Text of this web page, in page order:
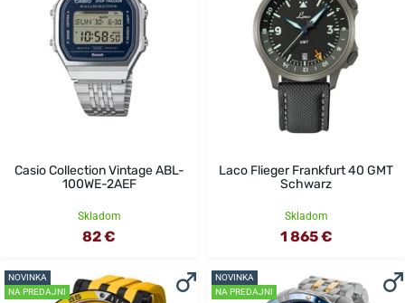
Casio Collection Vintage ABL-
100WE-2AEF
Skladom
82 €
Laco Flieger Frankfurt 40 GMT
Schwarz
Skladom
1 865 €
NOVINKA
NA PREDAJNI
NOVINKA
NA PREDAJNI